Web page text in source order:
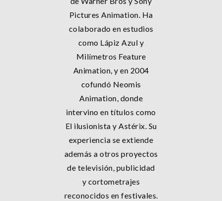
Pictures Animation. Ha
colaborado en estudios
como Lápiz Azul y
Milímetros Feature
Animation, y en 2004
cofundó Neomis
Animation, donde
intervino en títulos como
El ilusionista y Astérix. Su
experiencia se extiende
además a otros proyectos
de televisión, publicidad
y cortometrajes
reconocidos en festivales.